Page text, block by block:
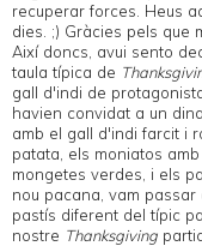
recuperar forces. Heus
dies. ;) Gràcies pels que
Així doncs, avui sento
taula típica de
gall d'indi de
havien convidat a un
amb el gall d'indi farcit i
patata, els moniatos
mongetes verdes, i els
nou pacana, vam
pastís diferent del típic
nostre Thanksgiving